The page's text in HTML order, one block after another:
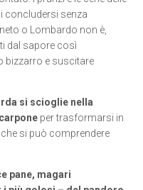
concludersi senza
o Lombardo non è,
dal sapore così
bizzarro e suscitare
si scioglie nella
per trasformarsi in
si può comprendere
pane, magari